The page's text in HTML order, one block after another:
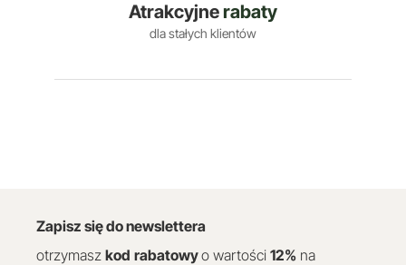
Atrakcyjnerabaty
dla stałych klientów
Zapisz się do newslettera
otrzymasz kod rabatowyo wartości 12% na